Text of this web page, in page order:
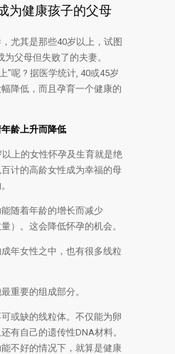
为健康孩子的父母
尤其是那些40岁以上，试图
父母但失败了的夫妻。
”呢 ? 据医学统计, 40或45岁
降低，而且孕育一个健康的
龄上升而降低
上的女性怀孕及生育就是绝
计的高龄女性成为幸福的母
随着年龄的增长而减少
）。这会降低怀孕的机会。
年女性之中，也有很多线粒
重要的组成部分。
或缺的线粒体。不仅能为卵
有自己的遗传性DNA材料。
不好的情况下，就算是健康